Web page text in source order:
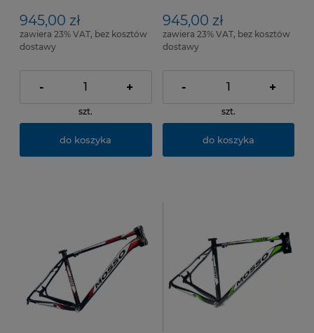
945,00 zł
zawiera 23% VAT, bez kosztów
dostawy
- +
szt.
do koszyka
945,00 zł
zawiera 23% VAT, bez kosztów
dostawy
- +
szt.
do koszyka